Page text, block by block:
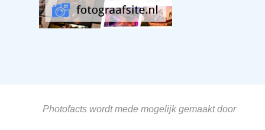
Photofacts wordt mede mogelijk gemaakt door